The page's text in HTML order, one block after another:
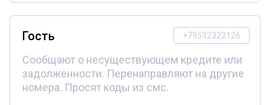
+79532322126
Гость
Сообщают о несуществующем кредите или
задолженности. Перенаправляют на другие
номера. Просят коды из смс.